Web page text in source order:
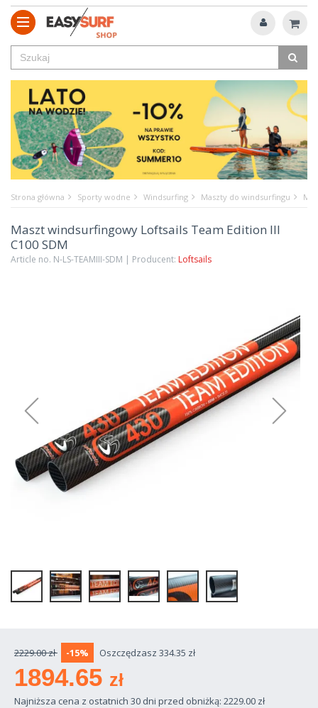
Strona główna Sporty wodne Windsurfing Maszty do windsurfingu
Maszt windsurfingowy Loftsails Team Edition III
C100 SDM
Article no. N-LS-TEAMIII-SDM | Producent: Loftsails
2229.00 zł -15% Oszczędzasz 334.35 zł
1894.65 zł
Najniższa cena z ostatnich 30 dni przed obniżką: 2229.00 zł